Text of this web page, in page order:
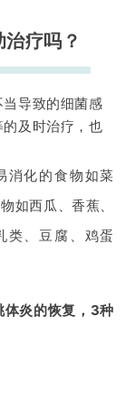
疗吗？
导致的细菌感
及时治疗，也
消化的食物如菜
如西瓜、香蕉、
类、豆腐、鸡蛋
体炎的恢复，3种